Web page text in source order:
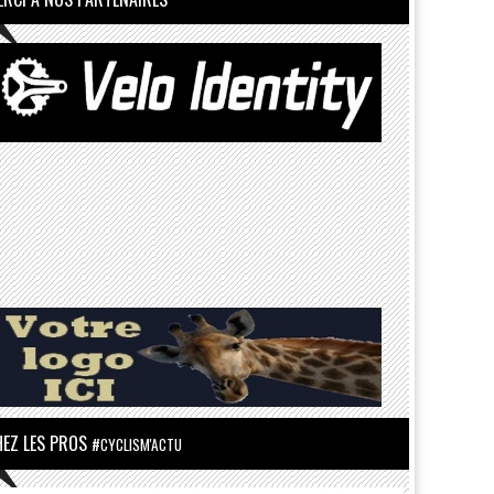
LES PROS #CYCLISM'ACTU